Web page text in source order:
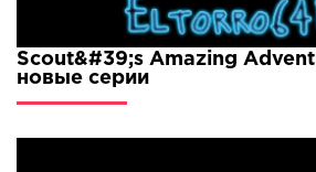
Scout&#39;s Amazing
новые серии